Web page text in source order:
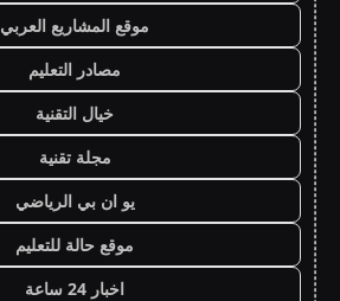
موقع المشاريع العربي
مصادر التعليم
خيال التقنية
مجلة تقنية
يو ان بي الرياضي
موقع حالة للتعليم
اخبار 24 ساعة